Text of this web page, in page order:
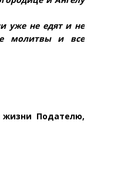
уже не едят и не
молитвы и все
Подателю,